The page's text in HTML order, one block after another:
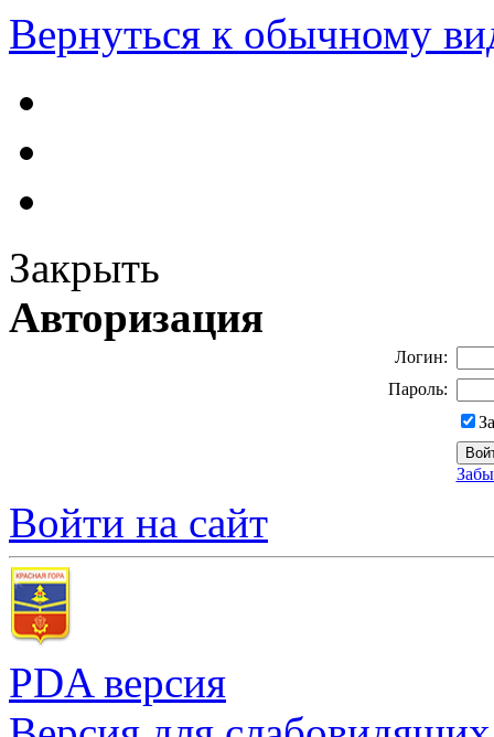
Вернуться к обычному
Закрыть
Авторизация
Логин:
Пароль:
Войти на сайт
PDA версия